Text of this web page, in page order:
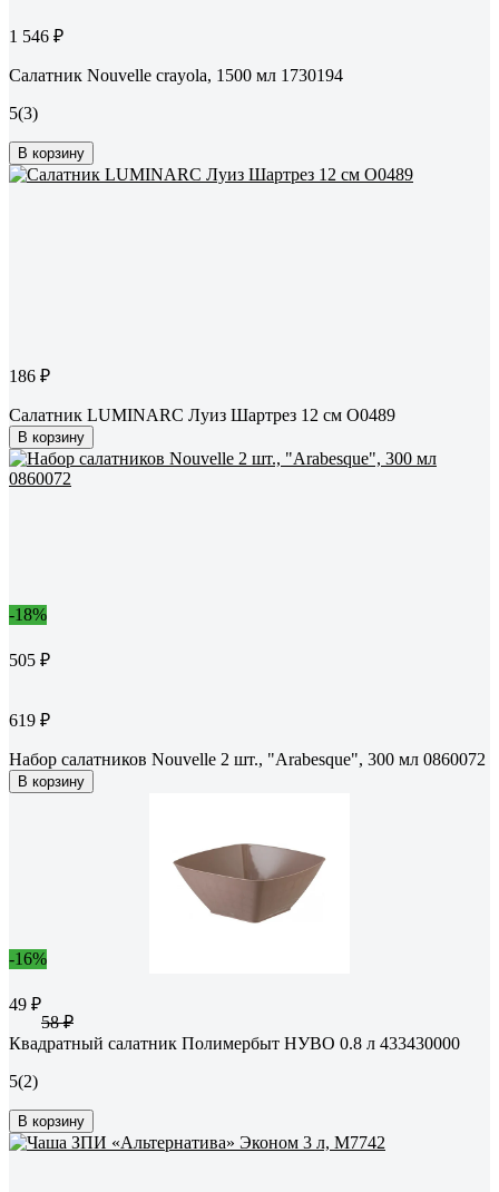
1 546 ₽
Салатник Nouvelle crayola, 1500 мл 1730194
5(3)
В корзину
186 ₽
Салатник LUMINARC Луиз Шартрез 12 см O0489
В корзину
-18%
505 ₽
619 ₽
Набор салатников Nouvelle 2 шт., "Arabesque", 300 мл 0860072
В корзину
-16%
49 ₽
58 ₽
Квадратный салатник Полимербыт НУВО 0.8 л 433430000
5(2)
В корзину